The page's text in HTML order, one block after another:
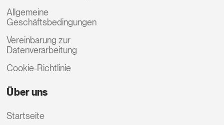
Allgemeine
Geschäftsbedingungen
Vereinbarung zur
Datenverarbeitung
Cookie-Richtlinie
Über uns
Startseite